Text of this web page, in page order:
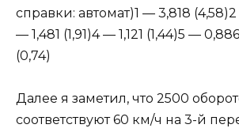
справки: автомат)1 — 3,818
— 1,481 (1,91)4 — 1,121 (1,44)5 —
(0,74)
Далее я заметил, что 2500
соответствуют 60 км/ч на 3-й